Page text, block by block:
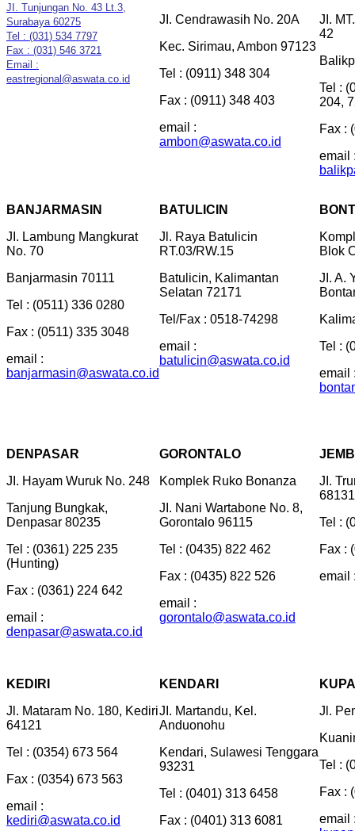
JI. Tunjungan No. 43 Lt.3,
Surabaya 60275
Tel : (031) 534 7797
Fax : (031) 546 3721
Email :
eastregional@aswata.co.id
JI. Cendrawasih No. 20A
Kec. Sirimau, Ambon 97123
Tel : (0911) 348 304
Fax : (0911) 348 403
email :
ambon@aswata.co.id
JI.
42
Tel :
204,
Fax :
email
BANJARMASIN
JI. Lambung Mangkurat
No. 70
Banjarmasin 70111
Tel : (0511) 336 0280
Fax : (0511) 335 3048
email :
banjarmasin@aswata.co.id
BATULICIN
Jl. Raya Batulicin
RT.03/RW.15
Batulicin, Kalimantan
Selatan 72171
Tel/Fax : 0518-74298
email :
batulicin@aswata.co.id
Blok
JI. A.
Tel :
email
DENPASAR
JI. Hayam Wuruk No. 248
Tanjung Bungkak,
Denpasar 80235
Tel : (0361) 225 235
(Hunting)
Fax : (0361) 224 642
email :
denpasar@aswata.co.id
GORONTALO
Komplek Ruko Bonanza
JI. Nani Wartabone No. 8,
Gorontalo 96115
Tel : (0435) 822 462
Fax : (0435) 822 526
email :
gorontalo@aswata.co.id
JI.
68131
Tel :
Fax :
email
KEDIRI
Jl. Mataram No. 180, Kediri
64121
Tel : (0354) 673 564
Fax : (0354) 673 563
email :
kediri@aswata.co.id
KENDARI
JI. Martandu, Kel.
Anduonohu
Kendari, Sulawesi Tenggara
93231
Tel : (0401) 313 6458
Fax : (0401) 313 6081
Jl.
Tel :
Fax :
email